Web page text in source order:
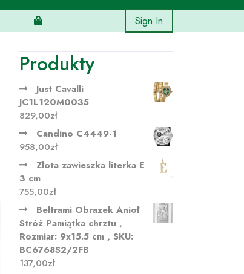
Sign In
Produkty
Just Cavalli
JC1L120M0035
829,00zł
Candino C4449-1
958,00zł
Złota zawieszka literka E
3 cm
755,00zł
Beltrami Obrazek Anioł
Stróż Pamiątka chrztu ,
Rozmiar: 9x15.5 cm , SKU:
BC6768S2/2FB
137,00zł